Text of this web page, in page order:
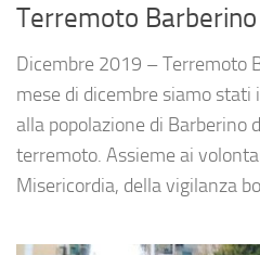
Terremoto
Dicembre 2019 – Terremoto
mese di dicembre siamo stati
alla popolazione di Barberino
terremoto. Assieme ai
Misericordia, della vigilanza